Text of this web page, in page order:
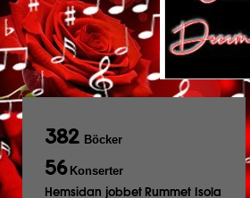
382 Böcker
56 Konserter
Hemsidan jobbet Rummet Isola